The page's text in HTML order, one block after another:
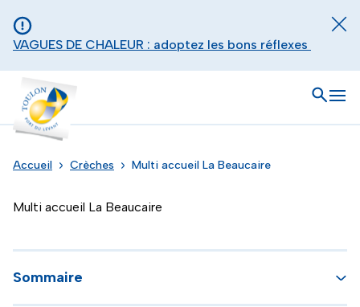
VAGUES DE CHALEUR : adoptez les bons réflexes
Toulon - Port du levant, retour à l'accueil
Ouvrir
Accueil Crèches Multi accueil La Beaucaire
Multi accueil La Beaucaire
Sommaire